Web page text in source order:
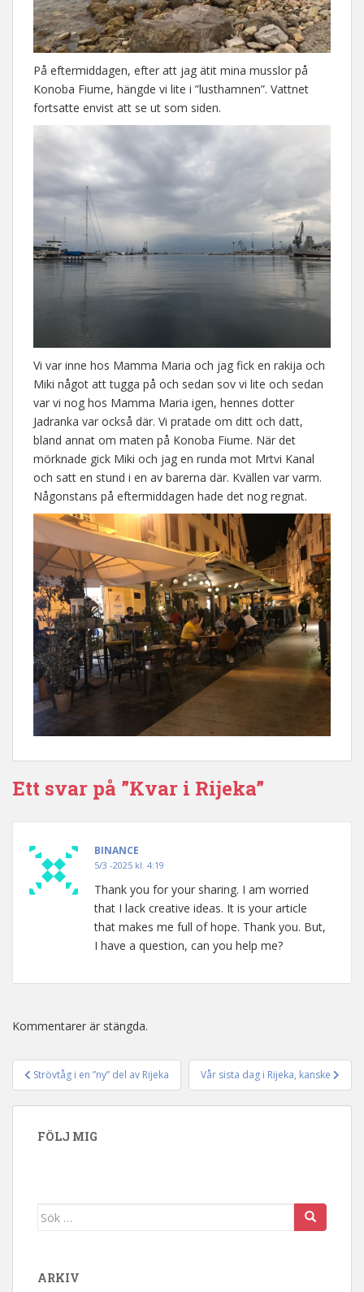
På eftermiddagen, efter att jag ätit mina musslor på
Konoba Fiume, hängde vi lite i ”lusthamnen”. Vattnet
fortsatte envist att se ut som siden.
Vi var inne hos Mamma Maria och jag fick en rakija och
Miki något att tugga på och sedan sov vi lite och sedan
var vi nog hos Mamma Maria igen, hennes dotter
Jadranka var också där. Vi pratade om ditt och datt,
bland annat om maten på Konoba Fiume. När det
mörknade gick Miki och jag en runda mot Mrtvi Kanal
och satt en stund i en av barerna där. Kvällen var varm.
Någonstans på eftermiddagen hade det nog regnat.
Ett svar på ”Kvar i Rijeka”
BINANCE
5/3 -2025 kl. 4:19
Thank you for your sharing. I am worried
that I lack creative ideas. It is your article
that makes me full of hope. Thank you. But,
I have a question, can you help me?
Kommentarer är stängda.
Inläggsnavigering
Strövtåg i en ”ny” del av Rijeka Vår sista dag i Rijeka, kanske
FÖLJ MIG
Sök efter:
ARKIV